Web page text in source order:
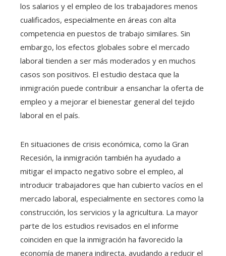
los salarios y el empleo de los trabajadores menos
cualificados, especialmente en áreas con alta
competencia en puestos de trabajo similares. Sin
embargo, los efectos globales sobre el mercado
laboral tienden a ser más moderados y en muchos
casos son positivos. El estudio destaca que la
inmigración puede contribuir a ensanchar la oferta de
empleo y a mejorar el bienestar general del tejido
laboral en el país.
En situaciones de crisis económica, como la Gran
Recesión, la inmigración también ha ayudado a
mitigar el impacto negativo sobre el empleo, al
introducir trabajadores que han cubierto vacíos en el
mercado laboral, especialmente en sectores como la
construcción, los servicios y la agricultura. La mayor
parte de los estudios revisados en el informe
coinciden en que la inmigración ha favorecido la
economía de manera indirecta, ayudando a reducir el